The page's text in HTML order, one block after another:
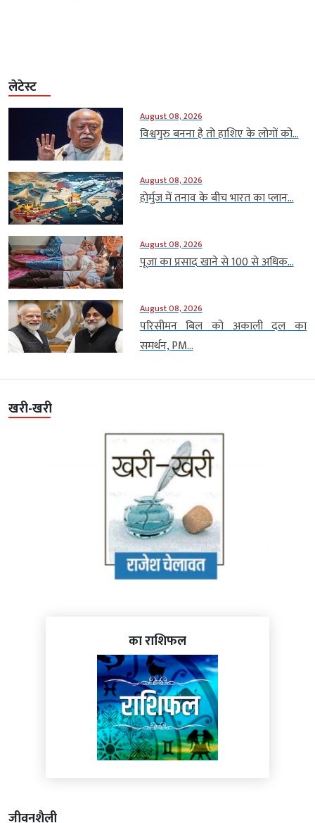
लेटेस्ट
August 08, 2026
विश्वगुरु बनना है तो हाशिए के लोगों को...
August 08, 2026
होर्मुज में तनाव के बीच भारत का प्लान...
August 08, 2026
पूजा का प्रसाद खाने से 100 से अधिक...
August 08, 2026
परिसीमन बिल को अकाली दल का
समर्थन, PM...
खरी-खरी
का राशिफल
जीवनशैली